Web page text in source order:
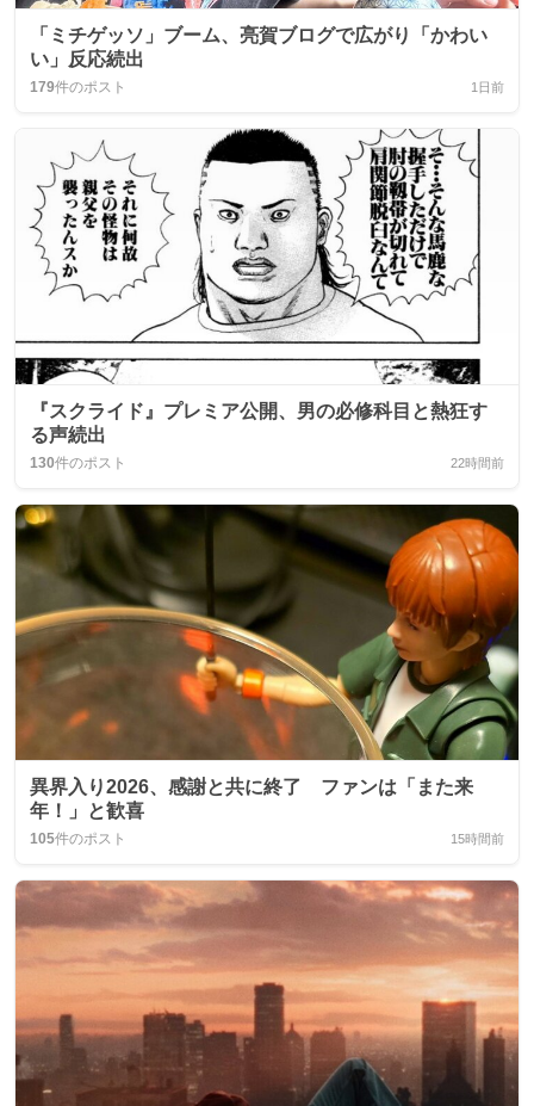
「ミチゲッソ」ブーム、亮賀ブログで広がり「かわい
い」反応続出
179件のポスト 1日前
『スクライド』プレミア公開、男の必修科目と熱狂す
る声続出
130件のポスト 22時間前
異界入り2026、感謝と共に終了 ファンは「また来
年！」と歓喜
105件のポスト 15時間前